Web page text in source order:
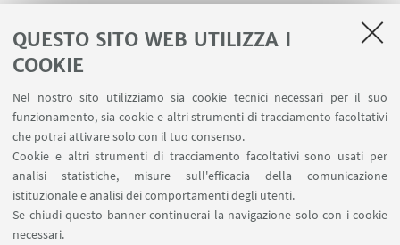
QUESTO SITO WEB UTILIZZA I
COOKIE
Nel nostro sito utilizziamo sia cookie tecnici necessari per il suo
funzionamento, sia cookie e altri strumenti di tracciamento facoltativi
che potrai attivare solo con il tuo consenso.
Cookie e altri strumenti di tracciamento facoltativi sono usati per
analisi statistiche, misure sull'efficacia della comunicazione
istituzionale e analisi dei comportamenti degli utenti.
Se chiudi questo banner continuerai la navigazione solo con i cookie
necessari.
Prof.ssa Serena Baiesi:serena.baiesi@unibo.it
Prof.ssa Carlotta Farese:
carlotta.farese@unibo.it
👉Seguici sui nostri Social!